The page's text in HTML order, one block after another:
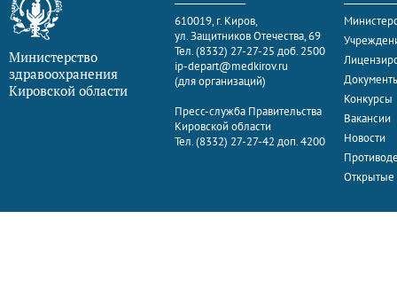
Министерство
здравоохранения
Кировской области
610019, г. Киров,
ул. Защитников Отечества, 69
Тел. (8332) 27-27-25 доб. 2500
ip-depart@medkirov.ru
(для организаций)
Пресс-служба Правительства
Кировской области
Тел. (8332) 27-27-42 доп. 4200
Конкурсы
Вакансии
Новости